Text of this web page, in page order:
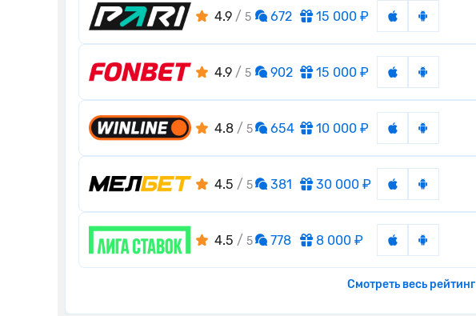
4.9 / 5 672 15 000 ₽
4.9 / 5 902 15 000 ₽
4.8 / 5 654 10 000 ₽
4.5 / 5 381 30 000 ₽
4.5 / 5 778 8 000 ₽
Смотреть весь рейтинг